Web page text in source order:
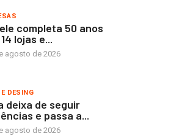
completa 50 anos
lojas e...
agosto de 2026
DESING
deixa de seguir
e passa a...
agosto de 2026